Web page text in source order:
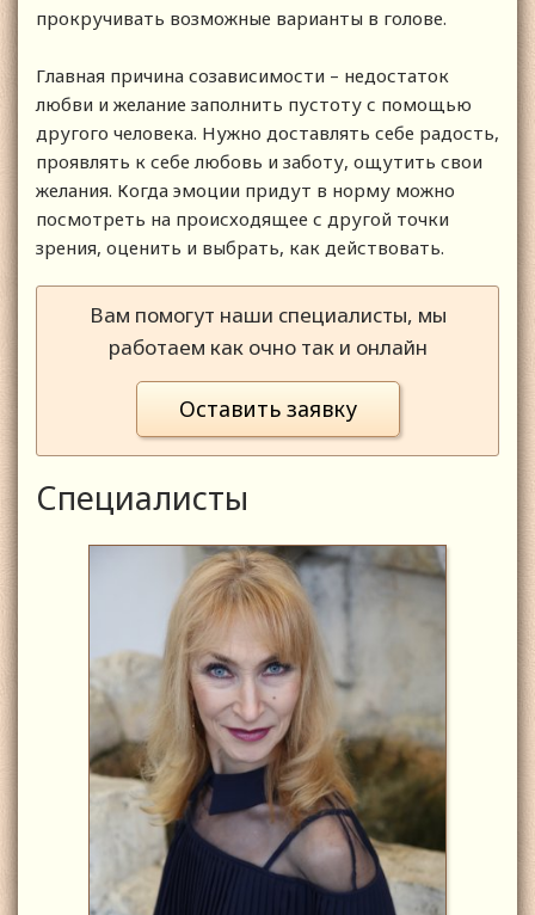
прокручивать возможные варианты в голове.
Главная причина созависимости – недостаток
любви и желание заполнить пустоту с помощью
другого человека. Нужно доставлять себе радость,
проявлять к себе любовь и заботу, ощутить свои
желания. Когда эмоции придут в норму можно
посмотреть на происходящее с другой точки
зрения, оценить и выбрать, как действовать.
Вам помогут наши специалисты, мы
работаем как очно так и онлайн
Оставить заявку
Специалисты